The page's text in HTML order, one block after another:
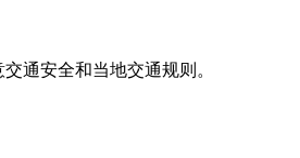
通安全和当地交通规则。